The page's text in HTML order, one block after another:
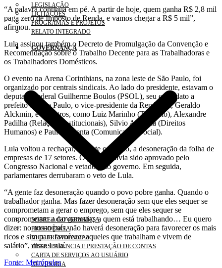
LEGISLAÇÃO
LICITAÇÕES
PROGRAMAS E PROJETOS
RELATO INTEGRADO
GOVERNANÇA
SOBRE A GOVERNANÇA
PRESIDÊNCIA
VICE-PRESIDÊNCIAS
TRANSPARÊNCIA E PRESTAÇÃO DE CONTAS
CARTA DE SERVIÇOS AO USUÁRIO
OUVIDORIA
“A palavra continua em pé. A partir de hoje, quem ganha R$ 2,8 mil
paga zero de Imposto de Renda, e vamos chegar a R$ 5 mil”,
afirmou.
Lula assinou também o Decreto de Promulgação da Convenção e
Recomendação sobre o Trabalho Decente para as Trabalhadoras e
os Trabalhadores Domésticos.
O evento na Arena Corinthians, na zona leste de São Paulo, foi
organizado por centrais sindicais. Ao lado do presidente, estavam o
deputado federal Guilherme Boulos (PSOL), seu candidato a
prefeito de São Paulo, o vice-presidente da República, Geraldo
Alckmin, e ministros, como Luiz Marinho (Trabalho), Alexandre
Padilha (Relações Institucionais), Silvio Almeida (Direitos
Humanos) e Paulo Pimenta (Comunicação Social).
Lula voltou a rechaçar, durante o evento, a desoneração da folha de
empresas de 17 setores. O projeto havia sido aprovado pelo
Congresso Nacional e vetado pelo governo. Em seguida,
parlamentares derrubaram o veto de Lula.
“A gente faz desoneração quando o povo pobre ganha. Quando o
trabalhador ganha. Mas fazer desoneração sem que eles sequer se
comprometam a gerar o emprego, sem que eles sequer se
comprometam a dar garantias a quem está trabalhando… Eu quero
dizer: no nosso país, não haverá desoneração para favorecer os mais
ricos e sim para favorecer aqueles que trabalham e vivem de
salário”, disse Lula.
Fonte: Metrópoles